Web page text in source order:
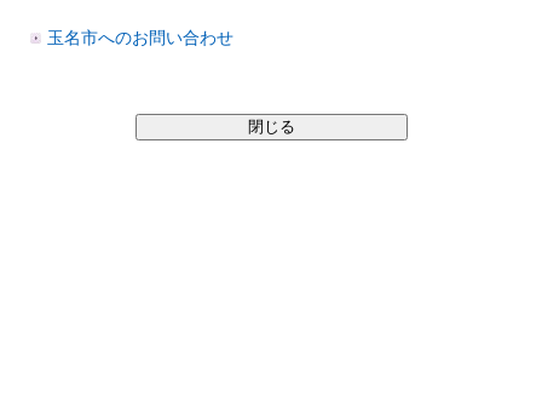
玉名市へのお問い合わせ